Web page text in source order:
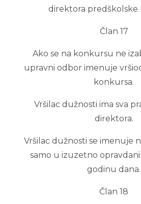
direktora predškolske
Član 17
Ako se na konkursu ne
upravni odbor imenuje
konkursa.
Vršilac dužnosti ima sva
direktora.
Vršilac dužnosti se imenuje
samo u izuzetno
godinu dana.
Član 18